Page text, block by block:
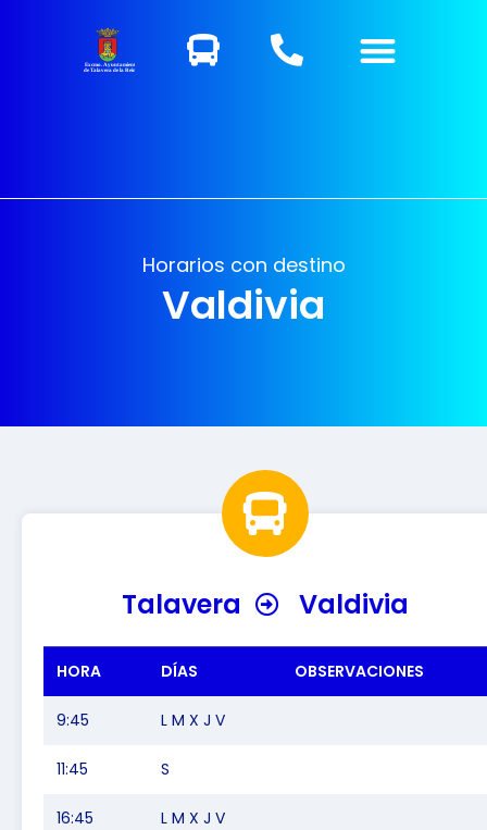
Excmo. Ayuntamiento
de Talavera de la Reina
Horarios con destino
Valdivia
Talavera Valdivia
HORA DÍAS OBSERVACIONES
9:45 L M X J V
11:45 S
16:45 L M X J V